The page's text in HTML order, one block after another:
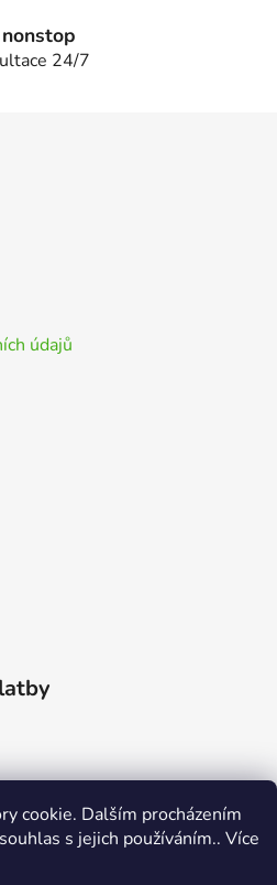
cookie. Dalším procházením
s jejich používáním.. Více
24/7
údajů